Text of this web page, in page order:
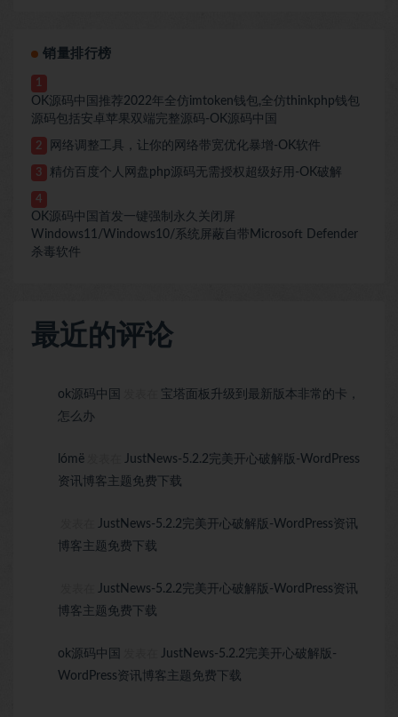
销量排行榜
1
OK源码中国推荐2022年全仿imtoken钱包,全仿thinkphp钱包
源码包括安卓苹果双端完整源码-OK源码中国
2 网络调整工具，让你的网络带宽优化暴增-OK软件
3 精仿百度个人网盘php源码无需授权超级好用-OK破解
4
OK源码中国首发一键强制永久关闭屏
Windows11/Windows10/系统屏蔽自带Microsoft Defender
杀毒软件
最近的评论
ok源码中国
宝塔面板升级到最新版本非常的卡，
怎么办
lómë
JustNews-5.2.2完美开心破解版-WordPress
资讯博客主题免费下载
JustNews-5.2.2完美开心破解版-WordPress资讯
博客主题免费下载
JustNews-5.2.2完美开心破解版-WordPress资讯
博客主题免费下载
ok源码中国
JustNews-5.2.2完美开心破解版-
WordPress资讯博客主题免费下载